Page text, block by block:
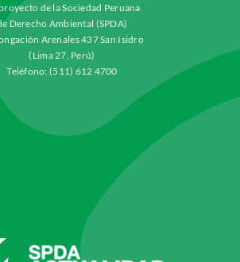
de la Sociedad Peruana
Derecho Ambiental (SPDA)
Arenales 437 San Isidro
(Lima 27, Perú)
Teléfono: (511) 612 4700